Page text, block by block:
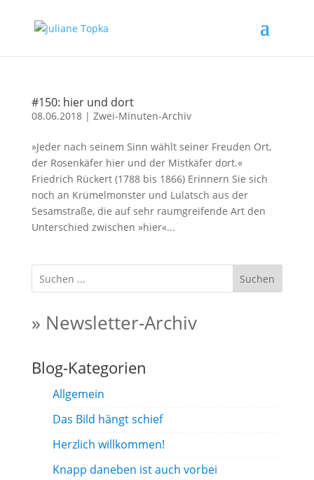
#150: hier und dort
08.06.2018| Zwei-Minuten-Archiv
»Jeder nach seinem Sinn wählt seiner Freuden Ort,
der Rosenkäfer hier und der Mistkäfer dort.«
Friedrich Rückert (1788 bis 1866) Erinnern Sie sich
noch an Krümelmonster und Lulatsch aus der
Sesamstraße, die auf sehr raumgreifende Art den
Unterschied zwischen »hier«...
Suchen
» Newsletter-Archiv
Blog-Kategorien
Allgemein
Das Bild hängt schief
Herzlich willkommen!
Knapp daneben ist auch vorbei